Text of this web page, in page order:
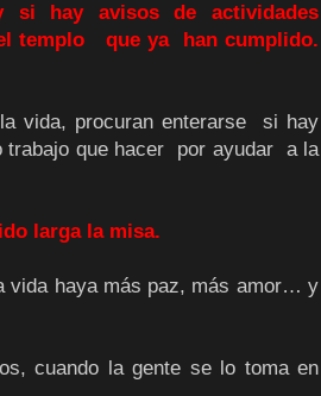
si hay avisos de actividades
templo que ya han cumplido.
vida, procuran enterarse si hay
trabajo que hacer por ayudar a la
larga la misa.
vida haya más paz, más amor… y
cuando la gente se lo toma en